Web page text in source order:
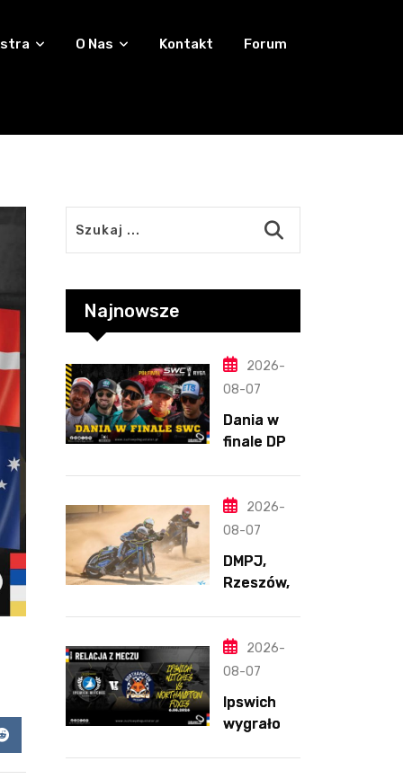
O Nas Kontakt Forum
Reddit
Najnowsze
2026-
08-07
Dania w
finale DPŚ.
przebieg
półfinału
Bikernieku
2026-
08-07
DMPJ,
Rzeszów,
wa,
5.06.2026
2026-
08-07
Ipswich
wygrało z